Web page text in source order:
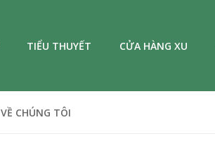
TIỂU THUYẾT CỬA HÀNG XU
VỀ CHÚNG TÔI